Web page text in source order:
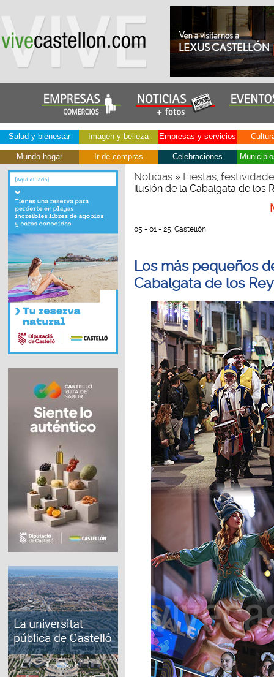
Salud y bienestar Imagen y belleza Empresas y servicios
Mundo hogar Ir de compras Celebraciones
Noticias» Fiestas,
ilusión de la Cabalgata de los
05 - 01 - 25, Castellón
Los más pequeños
Cabalgata de los